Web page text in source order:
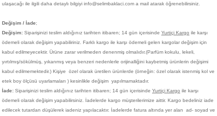
ulaşacağı ile ilgili daha detaylı bilgiyi info@selimbaklaci.com a mail atarak öğrenebilirsiniz.
Değişim / İade;
Değişim: Siparişinizi teslim aldığınız tarihten itibaren; 14 gün içerisinde Yurtiçi Kargo ile karşı
ödemeli olarak değişim yapabiliriniz. Farklı kargo ile karşı ödemeli gelen kargolar değişim için
kabul edilmeyecektir. Ürüne zarar verilmeden denenmiş olmalıdır.(Parfüm kokulu, lekeli,
yırtılmış/sökülmüş, yıkanmış veya benzeri nedenlerle orijinalliğini kaybetmiş ürünlerin değişimi
kabul edilmemektedir.) Kişiye
özel olarak üretilen ürünlerde (örneğin: özel olarak istenmiş kol ve
etek boy ölçüsü uyarlamaları ) kesinlikle değişim yapılmamaktadır.
İade: Siparişinizi teslim aldığınız tarihten itibaren; 14 gün içerisinde Yurtiçi Kargo ile karşı
ödemeli olarak değişim yapabilirsiniz. İadelerde kargo müşterilerimize aittir. Kargo bedeliniz iade
edilecek tutardan düşülerek iadeniz yapılacaktır. İadelerde fatura altında yer alan ad- soyad ve